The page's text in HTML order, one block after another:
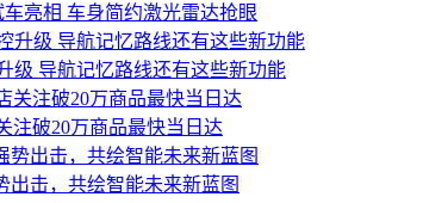
车亮相 车身简约激光雷达抢眼
级 导航记忆路线还有这些新功能
注破20万商品最快当日达
出击，共绘智能未来新蓝图